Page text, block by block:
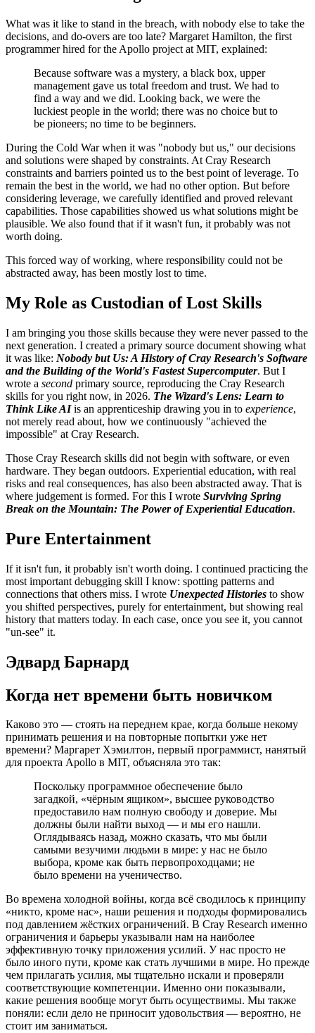
What was it like to stand in the breach, with nobody else to take the
decisions, and do-overs are too late? Margaret Hamilton, the first
programmer hired for the Apollo project at MIT, explained:
Because software was a mystery, a black box, upper
management gave us total freedom and trust. We had to
find a way and we did. Looking back, we were the
luckiest people in the world; there was no choice but to
be pioneers; no time to be beginners.
During the Cold War when it was "nobody but us," our decisions
and solutions were shaped by constraints. At Cray Research
constraints and barriers pointed us to the best point of leverage. To
remain the best in the world, we had no other option. But before
considering leverage, we carefully identified and proved relevant
capabilities. Those capabilities showed us what solutions might be
plausible. We also found that if it wasn't fun, it probably was not
worth doing.
This forced way of working, where responsibility could not be
abstracted away, has been mostly lost to time.
My Role as Custodian of Lost Skills
I am bringing you those skills because they were never passed to the
next generation. I created a primary source document showing what
it was like: Nobody but Us: A History of Cray Research's Software
and the Building of the World's Fastest Supercomputer. But I
wrote a second primary source, reproducing the Cray Research
skills for you right now, in 2026. The Wizard's Lens: Learn to
Think Like AIis an apprenticeship drawing you in to experience,
not merely read about, how we continuously "achieved the
impossible" at Cray Research.
Those Cray Research skills did not begin with software, or even
hardware. They began outdoors. Experiential education, with real
risks and real consequences, has also been abstracted away. That is
where judgement is formed. For this I wrote Surviving Spring
Break on the Mountain: The Power of Experiential Education.
Pure Entertainment
If it isn't fun, it probably isn't worth doing. I continued practicing the
most important debugging skill I know: spotting patterns and
connections that others miss. I wrote Unexpected Histories to show
you shifted perspectives, purely for entertainment, but showing real
history that matters today. In each case, once you see it, you cannot
"un-see" it.
Эдвард Барнард
Когда нет времени быть новичком
Каково это — стоять на переднем крае, когда больше некому
принимать решения и на повторные попытки уже нет
времени? Маргарет Хэмилтон, первый программист, нанятый
для проекта Apollo в MIT, объясняла это так:
Поскольку программное обеспечение было
загадкой, «чёрным ящиком», высшее руководство
предоставило нам полную свободу и доверие. Мы
должны были найти выход — и мы его нашли.
Оглядываясь назад, можно сказать, что мы были
самыми везучими людьми в мире: у нас не было
выбора, кроме как быть первопроходцами; не
было времени на ученичество.
Во времена холодной войны, когда всё сводилось к принципу
«никто, кроме нас», наши решения и подходы формировались
под давлением жёстких ограничений. В Cray Research именно
ограничения и барьеры указывали нам на наиболее
эффективную точку приложения усилий. У нас просто не
было иного пути, кроме как стать лучшими в мире. Но прежде
чем прилагать усилия, мы тщательно искали и проверяли
соответствующие компетенции. Именно они показывали,
какие решения вообще могут быть осуществимы. Мы также
поняли: если дело не приносит удовольствия — вероятно, не
стоит им заниматься.